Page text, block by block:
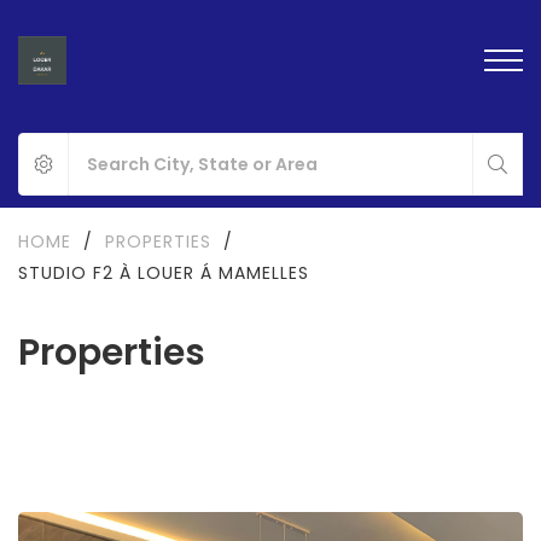
Properties
HOME / PROPERTIES
/
STUDIO F2 À LOUER Á MAMELLES